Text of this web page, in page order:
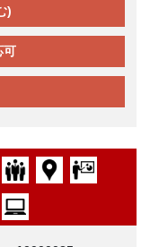
)
可